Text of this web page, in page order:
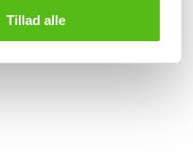
Tillad alle